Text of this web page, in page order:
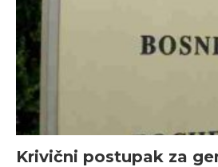
Krivični postupak za